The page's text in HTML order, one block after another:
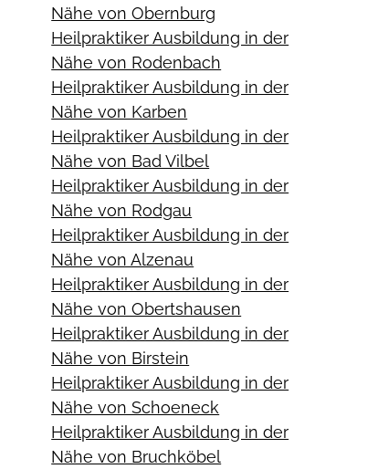
Nähe von Obernburg
Heilpraktiker Ausbildung in der
Nähe von Rodenbach
Heilpraktiker Ausbildung in der
Nähe von Karben
Heilpraktiker Ausbildung in der
Nähe von Bad Vilbel
Heilpraktiker Ausbildung in der
Nähe von Rodgau
Heilpraktiker Ausbildung in der
Nähe von Alzenau
Heilpraktiker Ausbildung in der
Nähe von Obertshausen
Heilpraktiker Ausbildung in der
Nähe von Birstein
Heilpraktiker Ausbildung in der
Nähe von Schoeneck
Heilpraktiker Ausbildung in der
Nähe von Bruchköbel